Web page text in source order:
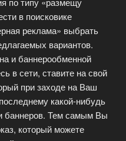
в поисковике
реклама» выбрать
вариантов.
и баннерообменной
в сети, ставите на свой
при заходе на Ваш
какой-нибудь
баннеров. Тем самым Вы
который можете